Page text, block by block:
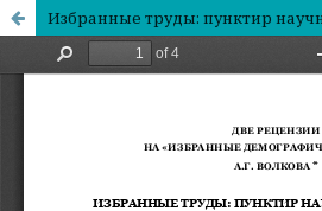
Избранные труды: пунктир